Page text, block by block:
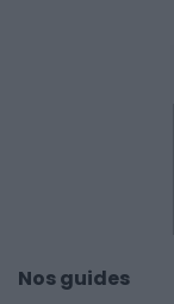
Nos guides